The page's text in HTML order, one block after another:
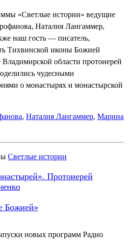
«Светлые истории» ведущие
Наталия Лангаммер,
наш гость — писатель,
Тихвинской иконы Божией
области протоиерей
чудесными
о монастырях и монастырской
, Наталия Лангаммер, Марина
Светлые истории
Протоиерей
Божией»
новых программ Радио